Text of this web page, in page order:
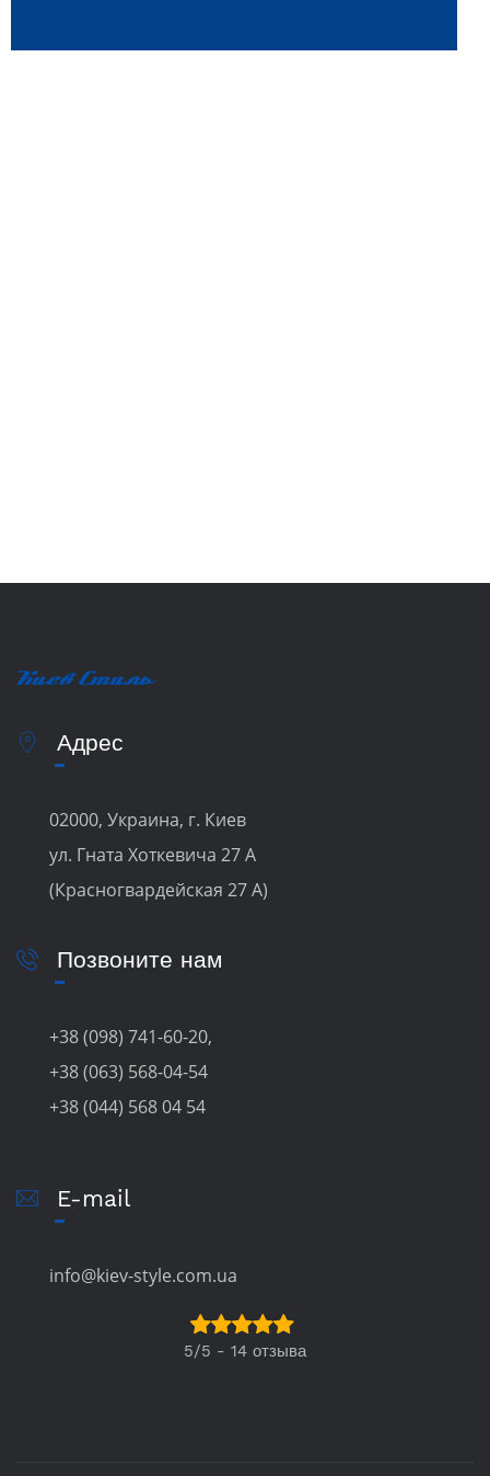
Адрес
02000, Украина, г. Киев
ул. Гната Хоткевича 27 А
(Красногвардейская 27 А)
Позвоните нам
+38 (098) 741-60-20,
+38 (063) 568-04-54
+38 (044) 568 04 54
E-mail
info@kiev-style.com.ua
5/5 - 14 отзыва